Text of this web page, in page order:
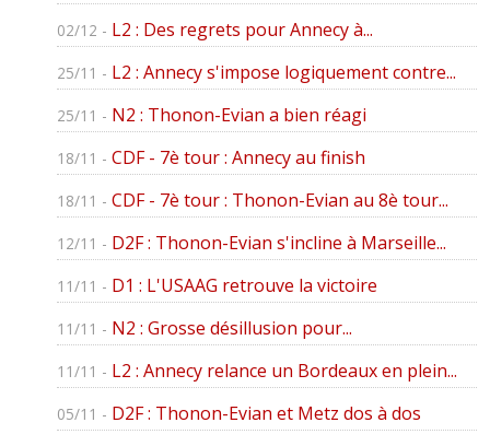
02/12 - L2 : Des regrets pour Annecy à...
25/11 - L2 : Annecy s'impose logiquement contre...
25/11 - N2 : Thonon-Evian a bien réagi
18/11 - CDF - 7è tour : Annecy au finish
18/11 - CDF - 7è tour : Thonon-Evian au 8è tour...
12/11 - D2F : Thonon-Evian s'incline à Marseille...
11/11 - D1 : L'USAAG retrouve la victoire
11/11 - N2 : Grosse désillusion pour...
11/11 - L2 : Annecy relance un Bordeaux en plein...
05/11 - D2F : Thonon-Evian et Metz dos à dos